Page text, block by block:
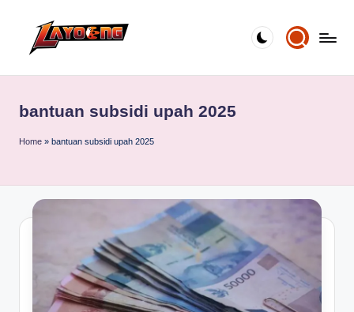
bantuan subsidi upah 2025
Home » bantuan subsidi upah 2025